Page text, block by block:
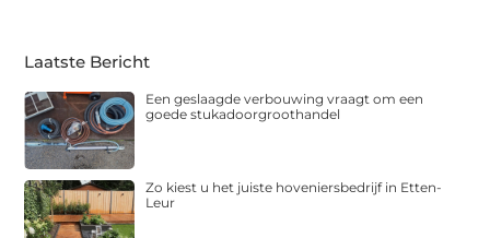
Laatste Bericht
Een geslaagde verbouwing vraagt om een
goede stukadoorgroothandel
Zo kiest u het juiste hoveniersbedrijf in Etten-
Leur